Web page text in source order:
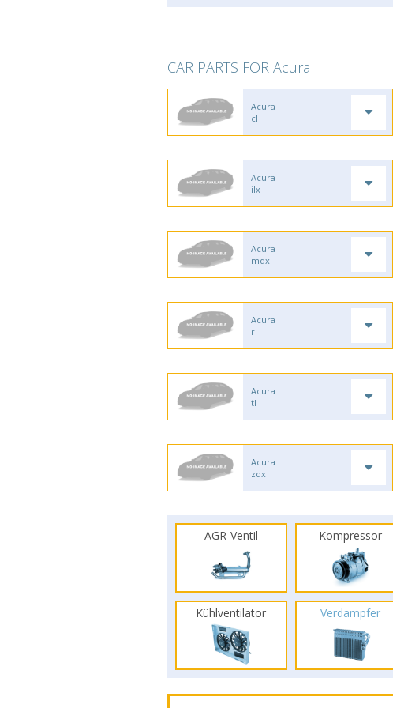
CAR PARTS FOR Acura
Acura
cl
Acura
ilx
Acura
mdx
Acura
rl
Acura
tl
Acura
zdx
AGR-Ventil Kompressor
Kühlventilator Verdampfer